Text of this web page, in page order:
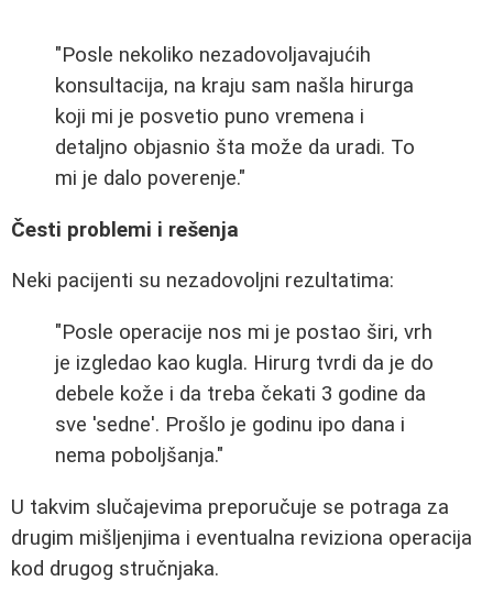
"Posle nekoliko nezadovoljavajućih
konsultacija, na kraju sam našla hirurga
koji mi je posvetio puno vremena i
detaljno objasnio šta može da uradi. To
mi je dalo poverenje."
Česti problemi i rešenja
Neki pacijenti su nezadovoljni rezultatima:
"Posle operacije nos mi je postao širi, vrh
je izgledao kao kugla. Hirurg tvrdi da je do
debele kože i da treba čekati 3 godine da
sve 'sedne'. Prošlo je godinu ipo dana i
nema poboljšanja."
U takvim slučajevima preporučuje se potraga za
drugim mišljenjima i eventualna reviziona operacija
kod drugog stručnjaka.